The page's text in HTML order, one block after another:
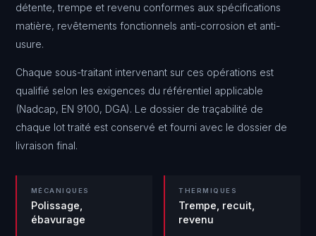
détente, trempe et revenu conformes aux spécifications
matière, revêtements fonctionnels anti-corrosion et anti-
usure.
Chaque sous-traitant intervenant sur ces opérations est
qualifié selon les exigences du référentiel applicable
(Nadcap, EN 9100, DGA). Le dossier de traçabilité de
chaque lot traité est conservé et fourni avec le dossier de
livraison final.
MÉCANIQUES
Polissage,
ébavurage
THERMIQUES
Trempe, recuit,
revenu